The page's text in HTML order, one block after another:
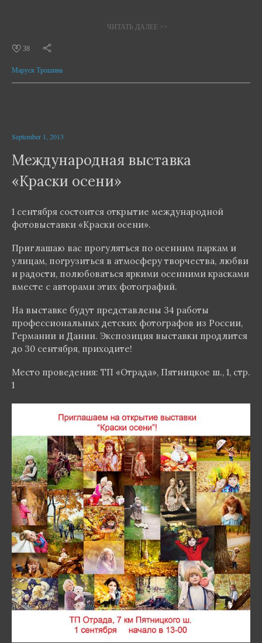
ЧИТАТЬ ДАЛЕЕ >>
38
Маруся Трошина
September 1, 2013
Международная выставка
«Краски осени»
1 сентября состоится открытие международной
фотовыставки «Краски осени».
Приглашаю вас прогуляться по осенним паркам и
улицам, погрузиться в атмосферу творчества, любви
и радости, полюбоваться яркими осенними красками
вместе с авторами этих фотографий.
На выставке будут представлены 34 работы
профессиональных детских фотографов из России,
Германии и Дании. Экспозиция выставки продлится
до 30 сентября, приходите!
Место проведения: ТП «Отрада», Пятницкое ш., 1, стр.
1